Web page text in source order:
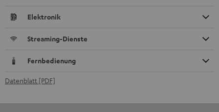
Elektronik
Streaming-Dienste
Fernbedienung
Datenblatt [PDF]